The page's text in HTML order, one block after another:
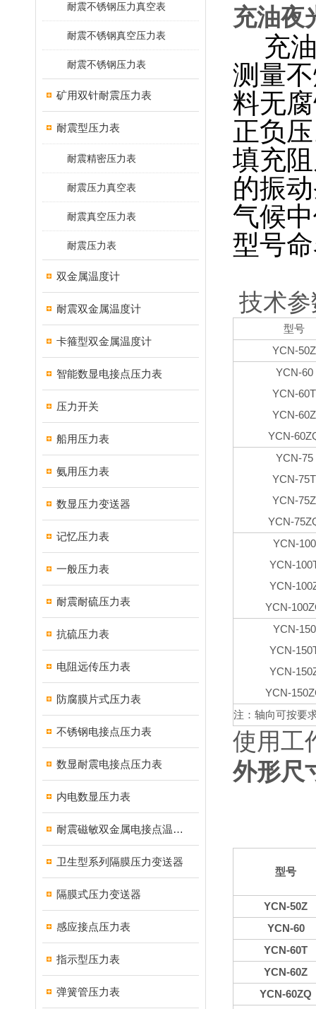
耐震不锈钢压力真空表
耐震不锈钢真空压力表
耐震不锈钢压力表
矿用双针耐震压力表
耐震型压力表
耐震精密压力表
耐震压力真空表
耐震真空压力表
耐震压力表
双金属温度计
耐震双金属温度计
卡箍型双金属温度计
智能数显电接点压力表
压力开关
船用压力表
氨用压力表
数显压力变送器
记忆压力表
一般压力表
耐震耐硫压力表
抗硫压力表
电阻远传压力表
防腐膜片式压力表
不锈钢电接点压力表
数显耐震电接点压力表
内电数显压力表
耐震磁敏双金属电接点温度计
卫生型系列隔膜压力变送器
隔膜式压力变送器
感应接点压力表
指示型压力表
弹簧管压力表
充油夜
充油
测量
料无
正负压
填充
的振
气候
型号
技术
型号
YCN-50Z
YCN-60
YCN-60T
YCN-60Z
YCN-
YCN-75
YCN-75T
YCN-75Z
YCN-
YCN-100
YCN-
YCN-
YCN-
YCN-150
YCN-
YCN-
YCN-
注：轴向可按要
使用工
外形尺
型号
YCN-50Z
YCN-60
YCN-60T
YCN-60Z
YCN-60ZQ